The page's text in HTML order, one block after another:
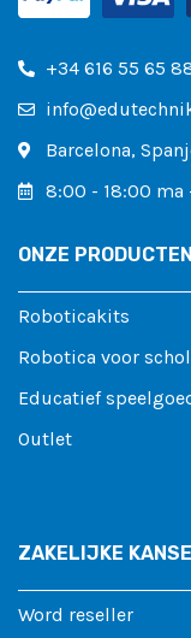
+34 616 55 65
Barcelona,
8:00 - 18:00 ma
ONZE PRODUCTEN
Roboticakits
Robotica voor
Educatief
Outlet
ZAKELIJKE
Word reseller